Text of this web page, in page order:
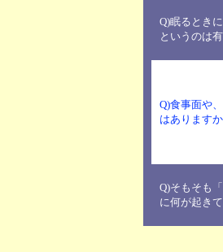
Q)眠るとき
というのは
Q)食事面や
はありますか
Q)そもそも
に何が起き